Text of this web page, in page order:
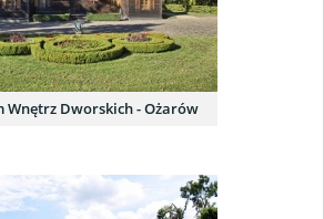
Wnętrz Dworskich - Ożarów